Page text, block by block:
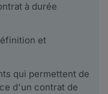
à durée
et
qui permettent de
d'un contrat de